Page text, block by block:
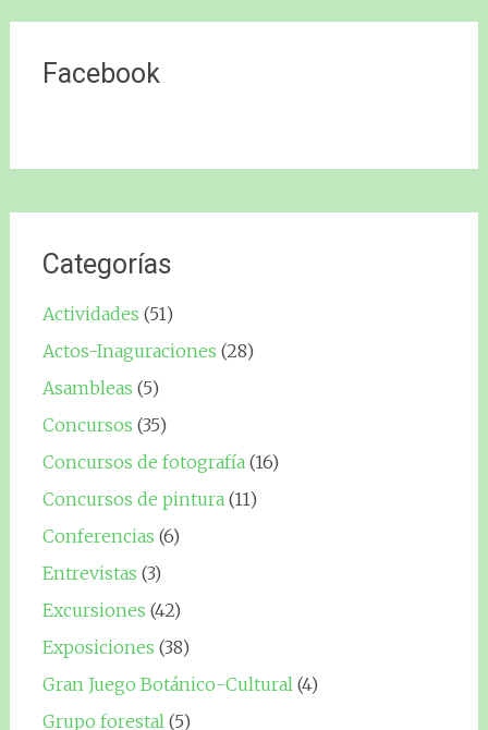
Facebook
Categorías
Actividades (51)
Actos-Inaguraciones (28)
Asambleas (5)
Concursos (35)
Concursos de fotografía(16)
Concursos de pintura(11)
Conferencias (6)
Entrevistas (3)
Excursiones (42)
Exposiciones (38)
Gran Juego Botánico-Cultural(4)
Grupo forestal(5)